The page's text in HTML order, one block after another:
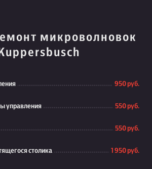
микроволновок
Kuppersbusch
950 руб.
управления 550 руб.
550 руб.
столика 1 950 руб.